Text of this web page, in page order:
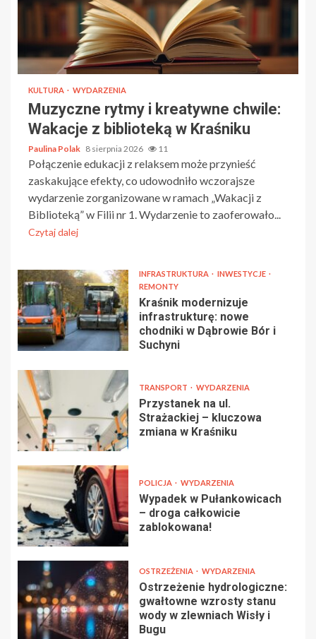
KULTURA WYDARZENIA
Muzyczne rytmy i kreatywne chwile:
Wakacje z biblioteką w Kraśniku
Paulina Polak 8 sierpnia 2026 11
Połączenie edukacji z relaksem może przynieść
zaskakujące efekty, co udowodniło wczorajsze
wydarzenie zorganizowane w ramach „Wakacji z
Biblioteką” w Filii nr 1. Wydarzenie to zaoferowało...
Czytaj dalej
INFRASTRUKTURA
INWESTYCJE
REMONTY
Kraśnik modernizuje
infrastrukturę: nowe
chodniki w Dąbrowie Bór i
Suchyni
TRANSPORT WYDARZENIA
Przystanek na ul.
Strażackiej – kluczowa
zmiana w Kraśniku
POLICJA WYDARZENIA
Wypadek w Pułankowicach
– droga całkowicie
zablokowana!
OSTRZEŻENIA WYDARZENIA
Ostrzeżenie hydrologiczne:
gwałtowne wzrosty stanu
wody w zlewniach Wisły i
Bugu